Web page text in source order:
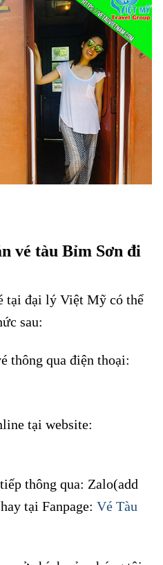
vé tàu Bỉm Sơn đi
tại đại lý Việt Mỹ có thể
sau:
thông qua điện thoại:
tại website:
thông qua: Zalo(add
tại Fanpage: Vé Tàu